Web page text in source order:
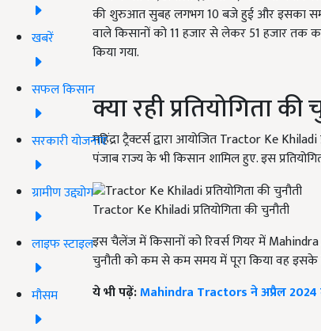
खबरें
सफल किसान
सरकारी योजनाएं
ग्रामीण उद्द्योग
लाइफ स्टाइल
मौसम
की शुरुआत सुबह लगभग 10 बजे हुई और इसका समापन
वाले किसानों को 11 हजार से लेकर 51 हजार तक का
किया गया.
क्या रही प्रतियोगिता की
महिंद्रा ट्रैक्टर्स द्वारा आयोजित Tractor Ke
पंजाब राज्य के भी किसान शामिल हुए. इस
Tractor Ke Khiladi प्रतियोगिता की चुनौती
इस चैलेंज में किसानों को रिवर्स गियर में Mahindra
चुनौती को कम से कम समय में पूरा किया वह इसके
ये भी पढ़ें:Mahindra Tractors ने अप्रैल 2024 में